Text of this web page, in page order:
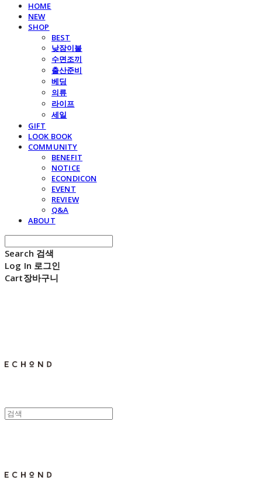
HOME
NEW
SHOP
BEST
낮잠이불
수면조끼
출산준비
베딩
의류
라이프
세일
GIFT
LOOK BOOK
COMMUNITY
BENEFIT
NOTICE
ECONDICON
EVENT
REVIEW
Q&A
ABOUT
Search 검색
Log In 로그인
Cart장바구니